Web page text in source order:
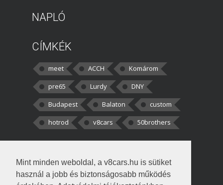
Mint minden weboldal, a v8cars.hu is sütiket
használ a jobb és biztonságosabb működés
NAPLÓ
CÍMKÉK
meet ACCH
Komárom
pre65
Lurdy
DNY
Budapest
Balaton
custom
hotrod
v8cars 50brothers
kortisz:Elszúrtam! Én csak két
darabbaal számoltam. Nem tudtam, hogy fél autót,